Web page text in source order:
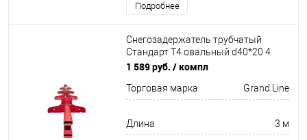
Подробнее
Снегозадержатель трубчатый
Стандарт Т4 овальный d40*20 4
кронштейна
3000мм Grand Line
1 589 руб. / компл
Торговая марка Grand Line
Длина 3 м